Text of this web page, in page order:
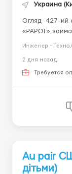
Украина
Огляд 427-ий окремий полк безпілотних систем
«РАРОГ»
знищеної
Полк
використовує
Инженер -
2 дня назад
Требуется
Au pair
дітьми)